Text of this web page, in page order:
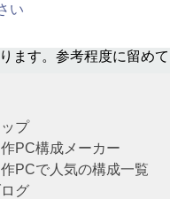
い
す。参考程度に留め
ップ
PC構成メーカー
作PCで人気の構成一覧
グ